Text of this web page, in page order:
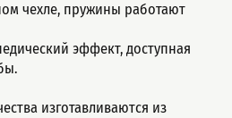
чехле, пружины работают
эффект, доступная
изготавливаются из